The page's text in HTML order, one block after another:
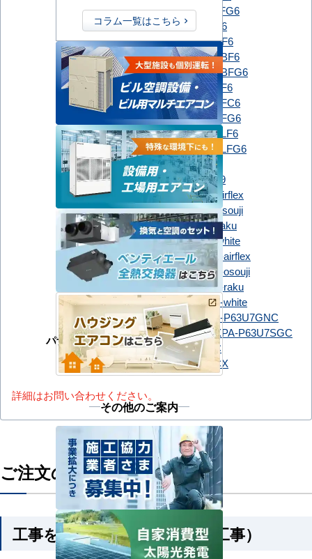
三菱電機
PLZ-ZRMP63HLFG6
PLZ-ZRMP63SG6
PLZ-ZRMP63SGF6
PLZ-ZRMP63SHBF6
PLZ-ZRMP63SHBFG6
PLZ-ZRMP63SHF6
PLZ-ZRMP63SHFC6
PLZ-ZRMP63SHFG6
PLZ-ZRMP63SHLF6
PLZ-ZRMP63SHLFG6
日立
RCI-GP63RGH9
RCI-GP63RGHJ9
三菱重工
FDTZ636H6SA-airflex
FDTZ636H6SA-osouji
FDTZ636H6SA-raku
FDTZ636H6SA-white
FDTZ636HK6SA-airflex
FDTZ636HK6SA-osouji
FDTZ636HK6SA-raku
FDTZ636HK6SA-white
パナソニック
PA-P63U7GCPA-P63U7GNC
PA-P63U7GNCXPA-P63U7SGC
PA-P63U7SGNC
PA-P63U7SGNCX
詳細はお問い合わせください。
ご注文の流れ
工事を依頼される方（機器＋工事）
コラム一覧はこちら
その他のご案内